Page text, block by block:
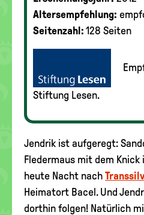
Altersempfehlung:
Seitenzahl: 128 Seiten
Stiftung Lesen.
Jendrik ist aufgeregt:
Fledermaus mit dem Knick
heute Nacht nach
Heimatort Bacel. Und
dorthin folgen! Natürlich